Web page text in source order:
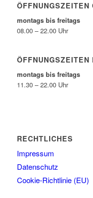
ÖFFNUNGSZEITEN
montags bis freitags
08.00 – 22.00 Uhr
ÖFFNUNGSZEITEN
montags bis freitags
11.30 – 22.00 Uhr
RECHTLICHES
Impressum
Datenschutz
Cookie-Richtlinie (EU)